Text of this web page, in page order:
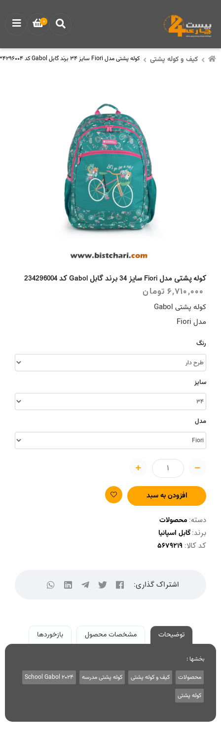
کیف و کوله پشتی کوله پشتی مدل Fiori سایز 34 برند گابل Gabol کد 234296004
کوله پشتی مدل Fiori سایز 34 برند گابل Gabol کد 234296004
6,710,000 تومان
کوله پشتی Gabol
مدل Fiori
رنگ
سایز
مدل
افزودن به سبد
دسته: محصولات
برند:گابل اسپانیا
کد کالا:
اشتراک گذاری:
توضیحات مشخصات محصول بازخوردها
بخشها :
محصولات کیف و کوله پشتی کوله پشتی مدرسه School Gabol 2024
کوله پشتی
0